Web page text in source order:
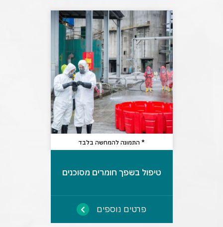
* התמונה להמחשה בלבד
טיפול בשפך חומרים מסוכנים
פרטים נוספים